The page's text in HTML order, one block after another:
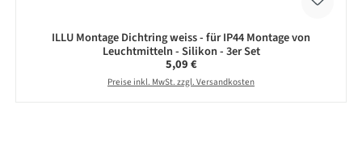
ILLU Montage Dichtring weiss - für IP44 Montage von
Leuchtmitteln - Silikon - 3er Set
Regulärer Preis:
5,09 €
Preise inkl. MwSt. zzgl. Versandkosten